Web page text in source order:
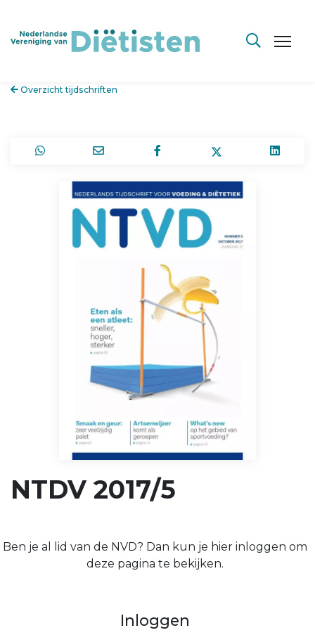
Overzicht tijdschriften
NTDV 2017/5
Ben je al lid van de NVD? Dan kun je hier inloggen om
deze pagina te bekijken.
Inloggen